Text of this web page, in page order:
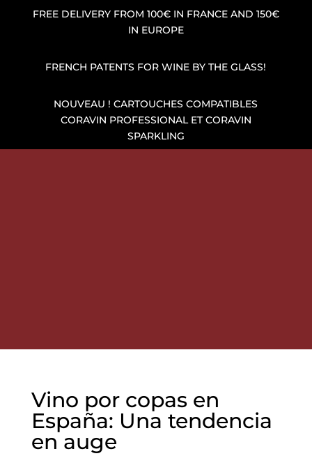
FREE DELIVERY FROM 100€ IN FRANCE AND 150€
IN EUROPE
FRENCH PATENTS FOR WINE BY THE GLASS!
NOUVEAU ! CARTOUCHES COMPATIBLES
CORAVIN PROFESSIONAL ET CORAVIN
SPARKLING
Vino por copas en
España: Una tendencia
en auge